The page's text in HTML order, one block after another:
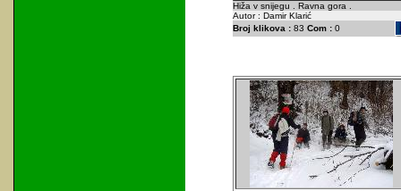
Hiža v snijegu . Ravna gora .
Autor : Damir Klarić
Broj klikova :83 Com :0